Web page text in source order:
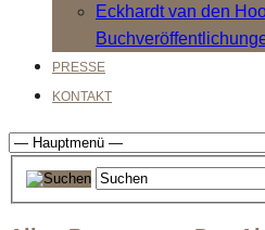
Eckhardt van den
PRESSE
KONTAKT